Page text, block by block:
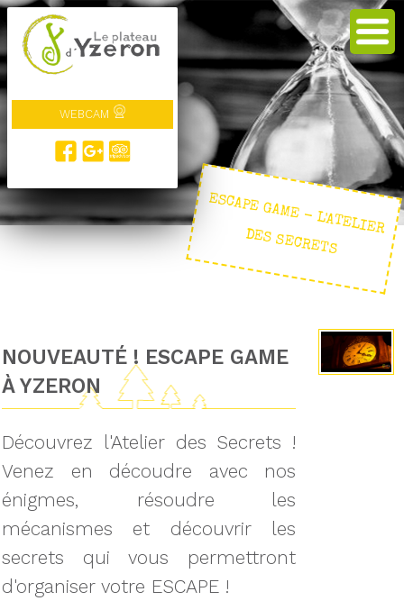
WEBCAM
ESCAPE GAM
E - L'ATELIER
DES SECRETS
NOUVEAUTÉ ! ESCAPE GAME
À YZERON
Découvrez l'Atelier des Secrets !
Venez en découdre avec nos
énigmes, résoudre les
mécanismes et découvrir les
secrets qui vous permettront
d'organiser votre ESCAPE !